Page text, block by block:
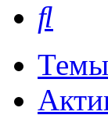
Темы